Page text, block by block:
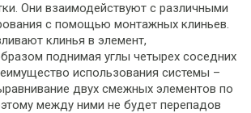
Они взаимодействуют с различными
с помощью монтажных клиньев.
клинья в элемент,
поднимая углы четырех соседних
использования системы –
двух смежных элементов по
между ними не будет перепадов